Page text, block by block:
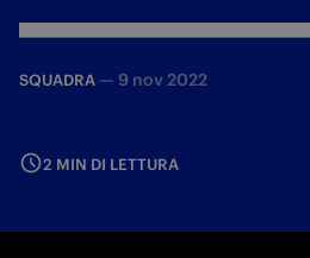
SQUADRA — 9 nov 2022
2 MIN DI LETTURA